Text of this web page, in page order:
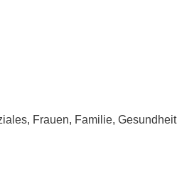
Frauen, Familie, Gesundheit